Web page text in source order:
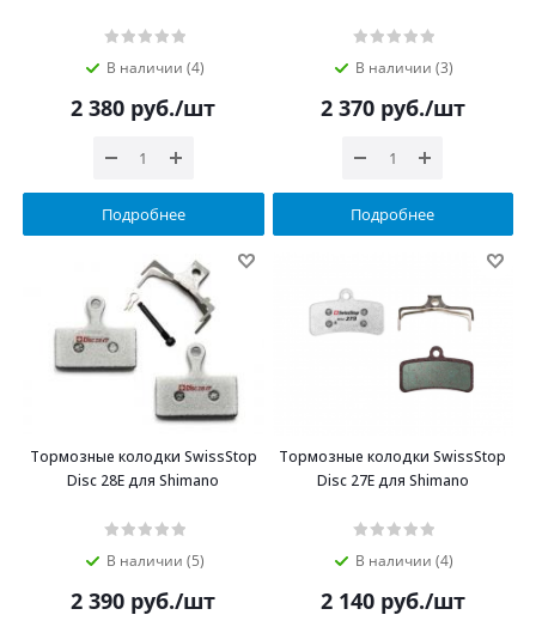
В наличии (4)
2 380 руб./шт
Подробнее
В наличии (3)
2 370руб./шт
Подробнее
Тормозные колодки SwissStop
Disc 28E для Shimano
В наличии (5)
2 390 руб./шт
Тормозные колодки SwissStop
Disc 27E для Shimano
В наличии (4)
2 140руб./шт